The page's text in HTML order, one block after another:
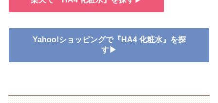
Yahoo!ショッピングで『HA4 化粧水』を探
す▶